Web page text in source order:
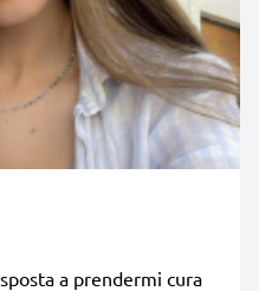
a prendermi cura